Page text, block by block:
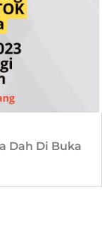
Dah Di Buka